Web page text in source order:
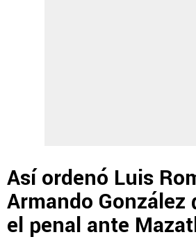
Así ordenó Luis
Armando González
el penal ante